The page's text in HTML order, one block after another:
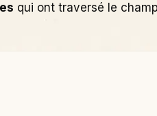
qui ont traversé le